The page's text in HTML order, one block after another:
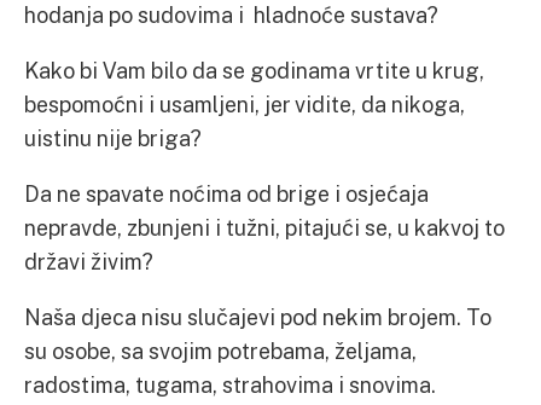
hodanja po sudovima i hladnoće sustava?
Kako bi Vam bilo da se godinama vrtite u krug,
bespomoćni i usamljeni, jer vidite, da nikoga,
uistinu nije briga?
Da ne spavate noćima od brige i osjećaja
nepravde, zbunjeni i tužni, pitajući se, u kakvoj to
državi živim?
Naša djeca nisu slučajevi pod nekim brojem. To
su osobe, sa svojim potrebama, željama,
radostima, tugama, strahovima i snovima.